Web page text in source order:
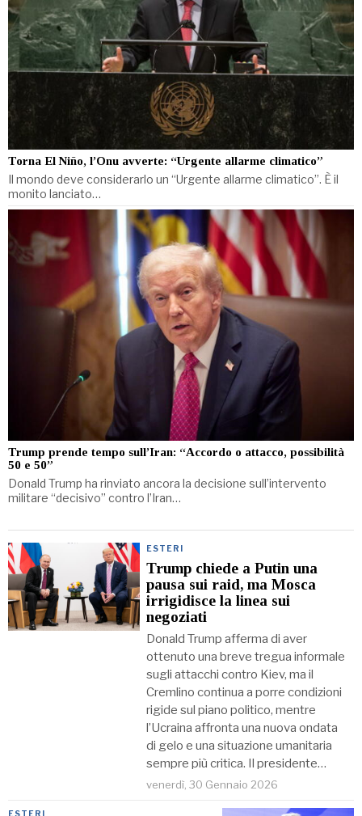
Torna El Niño, l’Onu avverte: “Urgente allarme climatico”
Il mondo deve considerarlo un “Urgente allarme climatico”. È il
monito lanciato…
Trump prende tempo sull’Iran: “Accordo o attacco, possibilità
50 e 50”
Donald Trump ha rinviato ancora la decisione sull’intervento
militare “decisivo” contro l’Iran…
ESTERI
Trump chiede a Putin una
pausa sui raid, ma Mosca
irrigidisce la linea sui
negoziati
Donald Trump afferma di aver
ottenuto una breve tregua informale
sugli attacchi contro Kiev, ma il
Cremlino continua a porre condizioni
rigide sul piano politico, mentre
l’Ucraina affronta una nuova ondata
di gelo e una situazione umanitaria
sempre più critica. Il presidente…
venerdì, 30 Gennaio 2026
ESTERI